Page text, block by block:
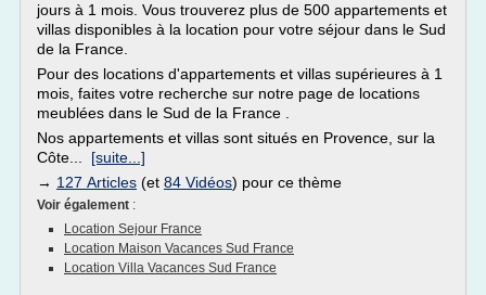
jours à 1 mois. Vous trouverez plus de 500 appartements et
villas disponibles à la location pour votre séjour dans le Sud
de la France.
Pour des locations d'appartements et villas supérieures à 1
mois, faites votre recherche sur notre page de locations
meublées dans le Sud de la France .
Nos appartements et villas sont situés en Provence, sur la
Côte... [suite...]
→ 127 Articles (et 84 Vidéos) pour ce thème
Voir également :
Location Sejour France
Location Maison Vacances Sud France
Location Villa Vacances Sud France